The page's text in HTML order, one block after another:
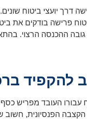
דרך יועצי ביטוח
פרישה בודקים את
ההכנסה הרצוי.
להקפיד
עבורו העובד מפריש
הפנסיונית, חשוב